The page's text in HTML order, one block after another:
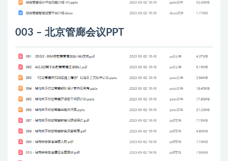
003 – 北京管廊会议PPT